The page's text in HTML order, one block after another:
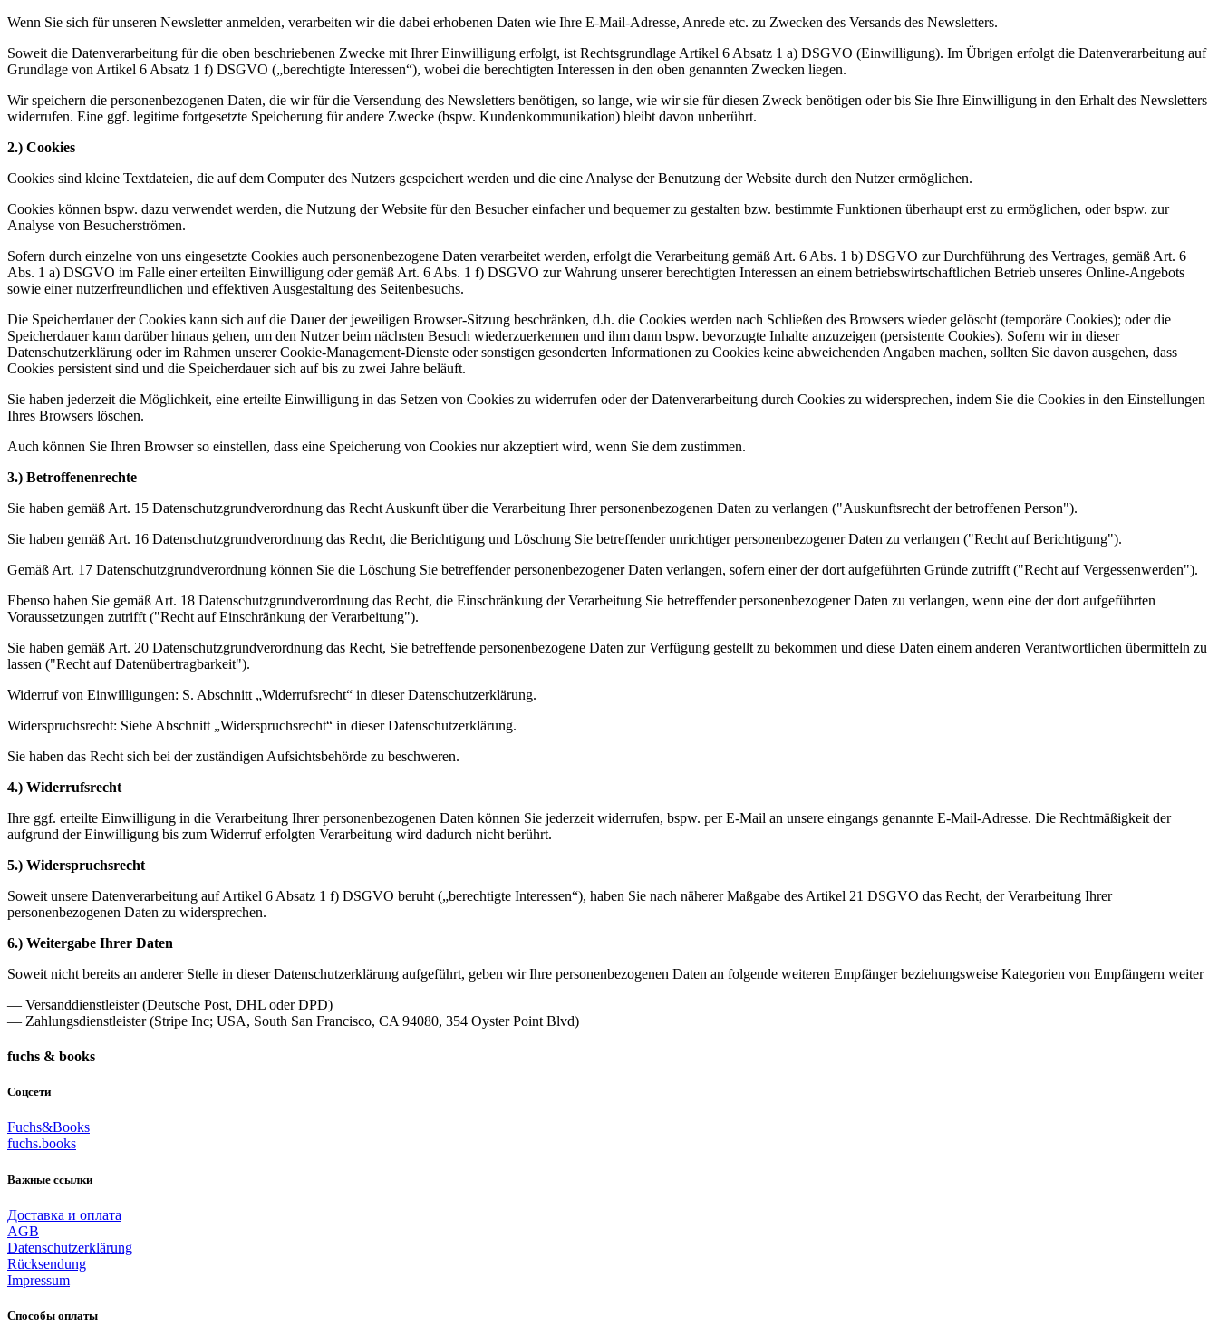
Wenn Sie sich für unseren Newsletter anmelden, verarbeiten wir die dabei erhobenen Daten wie Ihre E-Mail-Adresse, Anrede etc. zu Zwecken des Versands des Newsletters.
Soweit die Datenverarbeitung für die oben beschriebenen Zwecke mit Ihrer Einwilligung erfolgt, ist Rechtsgrundlage Artikel 6 Absatz 1 a) DSGVO (Einwilligung). Im Übrigen erfolgt die Datenverarbeitung auf
Grundlage von Artikel 6 Absatz 1 f) DSGVO („berechtigte Interessen“), wobei die berechtigten Interessen in den oben genannten Zwecken liegen.
Wir speichern die personenbezogenen Daten, die wir für die Versendung des Newsletters benötigen, so lange, wie wir sie für diesen Zweck benötigen oder bis Sie Ihre Einwilligung in den Erhalt des Newsletters
widerrufen. Eine ggf. legitime fortgesetzte Speicherung für andere Zwecke (bspw. Kundenkommunikation) bleibt davon unberührt.
2.) Cookies
Cookies sind kleine Textdateien, die auf dem Computer des Nutzers gespeichert werden und die eine Analyse der Benutzung der Website durch den Nutzer ermöglichen.
Cookies können bspw. dazu verwendet werden, die Nutzung der Website für den Besucher einfacher und bequemer zu gestalten bzw. bestimmte Funktionen überhaupt erst zu ermöglichen, oder bspw. zur
Analyse von Besucherströmen.
Sofern durch einzelne von uns eingesetzte Cookies auch personenbezogene Daten verarbeitet werden, erfolgt die Verarbeitung gemäß Art. 6 Abs. 1 b) DSGVO zur Durchführung des Vertrages, gemäß Art. 6
Abs. 1 a) DSGVO im Falle einer erteilten Einwilligung oder gemäß Art. 6 Abs. 1 f) DSGVO zur Wahrung unserer berechtigten Interessen an einem betriebswirtschaftlichen Betrieb unseres Online-Angebots
sowie einer nutzerfreundlichen und effektiven Ausgestaltung des Seitenbesuchs.
Die Speicherdauer der Cookies kann sich auf die Dauer der jeweiligen Browser-Sitzung beschränken, d.h. die Cookies werden nach Schließen des Browsers wieder gelöscht (temporäre Cookies); oder die
Speicherdauer kann darüber hinaus gehen, um den Nutzer beim nächsten Besuch wiederzuerkennen und ihm dann bspw. bevorzugte Inhalte anzuzeigen (persistente Cookies). Sofern wir in dieser
Datenschutzerklärung oder im Rahmen unserer Cookie-Management-Dienste oder sonstigen gesonderten Informationen zu Cookies keine abweichenden Angaben machen, sollten Sie davon ausgehen, dass
Cookies persistent sind und die Speicherdauer sich auf bis zu zwei Jahre beläuft.
Sie haben jederzeit die Möglichkeit, eine erteilte Einwilligung in das Setzen von Cookies zu widerrufen oder der Datenverarbeitung durch Cookies zu widersprechen, indem Sie die Cookies in den Einstellungen
Ihres Browsers löschen.
Auch können Sie Ihren Browser so einstellen, dass eine Speicherung von Cookies nur akzeptiert wird, wenn Sie dem zustimmen.
3.) Betroffenenrechte
Sie haben gemäß Art. 15 Datenschutzgrundverordnung das Recht Auskunft über die Verarbeitung Ihrer personenbezogenen Daten zu verlangen ("Auskunftsrecht der betroffenen Person").
Sie haben gemäß Art. 16 Datenschutzgrundverordnung das Recht, die Berichtigung und Löschung Sie betreffender unrichtiger personenbezogener Daten zu verlangen ("Recht auf Berichtigung").
Gemäß Art. 17 Datenschutzgrundverordnung können Sie die Löschung Sie betreffender personenbezogener Daten verlangen, sofern einer der dort aufgeführten Gründe zutrifft ("Recht auf Vergessenwerden").
Ebenso haben Sie gemäß Art. 18 Datenschutzgrundverordnung das Recht, die Einschränkung der Verarbeitung Sie betreffender personenbezogener Daten zu verlangen, wenn eine der dort aufgeführten
Voraussetzungen zutrifft ("Recht auf Einschränkung der Verarbeitung").
Sie haben gemäß Art. 20 Datenschutzgrundverordnung das Recht, Sie betreffende personenbezogene Daten zur Verfügung gestellt zu bekommen und diese Daten einem anderen Verantwortlichen übermitteln zu
lassen ("Recht auf Datenübertragbarkeit").
Widerruf von Einwilligungen: S. Abschnitt „Widerrufsrecht“ in dieser Datenschutzerklärung.
Widerspruchsrecht: Siehe Abschnitt „Widerspruchsrecht“ in dieser Datenschutzerklärung.
Sie haben das Recht sich bei der zuständigen Aufsichtsbehörde zu beschweren.
4.) Widerrufsrecht
Ihre ggf. erteilte Einwilligung in die Verarbeitung Ihrer personenbezogenen Daten können Sie jederzeit widerrufen, bspw. per E-Mail an unsere eingangs genannte E-Mail-Adresse. Die Rechtmäßigkeit der
aufgrund der Einwilligung bis zum Widerruf erfolgten Verarbeitung wird dadurch nicht berührt.
5.) Widerspruchsrecht
Soweit unsere Datenverarbeitung auf Artikel 6 Absatz 1 f) DSGVO beruht („berechtigte Interessen“), haben Sie nach näherer Maßgabe des Artikel 21 DSGVO das Recht, der Verarbeitung Ihrer
personenbezogenen Daten zu widersprechen.
6.) Weitergabe Ihrer Daten
Soweit nicht bereits an anderer Stelle in dieser Datenschutzerklärung aufgeführt, geben wir Ihre personenbezogenen Daten an folgende weiteren Empfänger beziehungsweise Kategorien von Empfängern weiter
— Versanddienstleister (Deutsche Post, DHL oder DPD)
— Zahlungsdienstleister (Stripe Inc; USA, South San Francisco, CA 94080, 354 Oyster Point Blvd)
fuchs & books
Соцсети
Fuchs&Books
fuchs.books
Важные ссылки
Доставка и оплата
AGB
Datenschutzerklärung
Rücksendung
Impressum
Способы оплаты